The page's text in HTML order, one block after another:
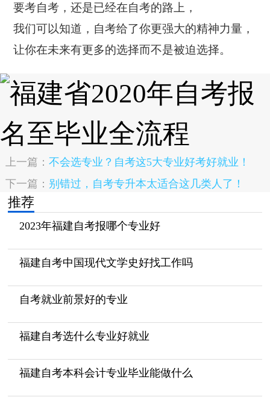
要考自考，还是已经在自考的路上，
我们可以知道，自考给了你更强大的精神力量，
让你在未来有更多的选择而不是被迫选择。
上一篇：不会选专业？自考这5大专业好考好就业！
下一篇： 别错过，自考专升本太适合这几类人了！
推荐
2023年福建自考报哪个专业好
福建自考中国现代文学史好找工作吗
自考就业前景好的专业
福建自考选什么专业好就业
福建自考本科会计专业毕业能做什么